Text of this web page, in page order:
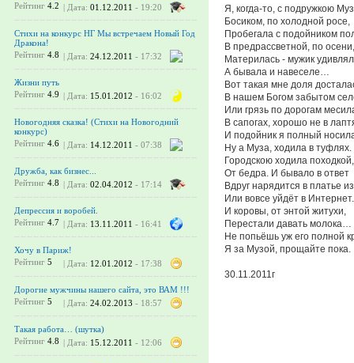
Рейтинг 4.2 | Дата: 01.12.2011 - 19:20
Стихи на конкурс НГ Мы встречаем Новый Год
Дракона!
Рейтинг 4.8 | Дата: 24.12.2011 - 17:32
Жизни путь
Рейтинг 4.9 | Дата: 15.01.2012 - 16:02
Новогодняя сказка! (Стихи на Новогодний
конкурс)
Рейтинг 4.6 | Дата: 14.12.2011 - 07:38
Дружба, как бизнес...
Рейтинг 4.8 | Дата: 02.04.2012 - 17:14
Депрессия и воробей.
Рейтинг 4.7 | Дата: 13.11.2011 - 16:41
Хочу в Париж!
Рейтинг 5 | Дата: 12.01.2012 - 17:38
Дорогие мужчины нашего сайта, это ВАМ !!!
Рейтинг 5 | Дата: 24.02.2013 - 18:57
Такая работа… (шутка)
Рейтинг 4.8 | Дата: 15.12.2011 - 12:06
Я, когда-то, с подружкою
Босиком, по холодной росе,
Пробегала с подойником
В предрассветной, по
Материлась - мужик
А бывала и навеселе…
Вот такая мне доля
В нашем Богом забытом
Или грязь по дорогам
В сапогах, хорошо не в
И подойник я полный
Ну а Муза, ходила в туфлях.
Городскою ходила походкой,
От бедра. И бывало в ответ
Вдруг нарядится в платье
Или вовсе уйдёт в Интернет.
И коровы, от энтой житухи,
Перестали давать молока…
Не попьёшь уж его полной
Я за Музой, прощайте пока.
30.11.2011г